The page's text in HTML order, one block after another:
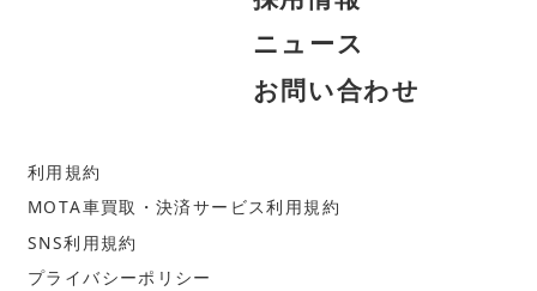
ニ ュ ース
お問い合わせ
利用 規約
MOTA車買取 ・決済サー ビス利 用規約
SNS利 用規約
プラ イバシーポ リ シー